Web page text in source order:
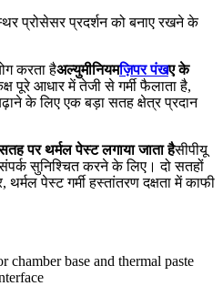
प्रोसेसर प्रदर्शन को बनाए रखने के
करता हैअल्युमीनियमज़िपर पंखए के
पूरे आधार में तेजी से गर्मी फैलाता है,
के लिए एक बड़ा सतह क्षेत्र प्रदान
पर थर्मल पेस्ट लगाया जाता हैसीपीयू
सुनिश्चित करने के लिए। दो सतहों
पेस्ट गर्मी हस्तांतरण दक्षता में काफी